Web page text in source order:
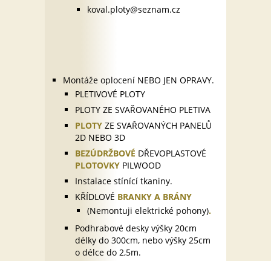
koval.ploty@seznam.cz
Montáže oplocení NEBO JEN OPRAVY.
PLETIVOVÉ PLOTY
PLOTY ZE SVAŘOVANÉHO PLETIVA
PLOTY ZE SVAŘOVANÝCH PANELŮ
2D NEBO 3D
BEZÚDRŽBOVÉ DŘEVOPLASTOVÉ
PLOTOVKY PILWOOD
Instalace stínící tkaniny.
KŘÍDLOVÉ BRANKY A BRÁNY
(Nemontuji elektrické pohony).
Podhrabové desky výšky 20cm
délky do 300cm, nebo výšky 25cm
o délce do 2,5m.